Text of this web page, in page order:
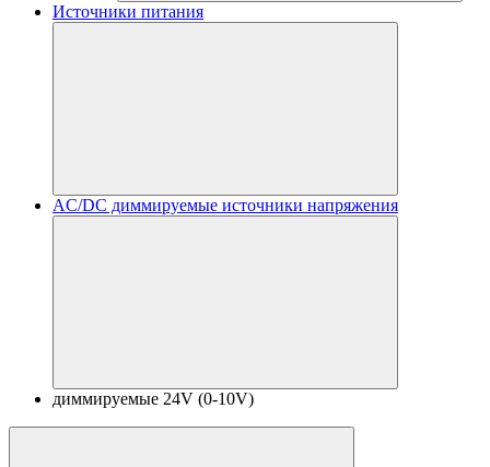
Источники питания
AC/DC диммируемые источники напряжения
диммируемые 24V (0-10V)